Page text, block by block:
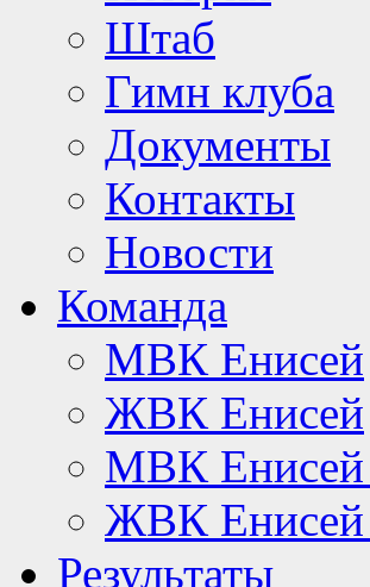
Штаб
Гимн клуба
Документы
Контакты
Новости
Команда
МВК Енисей
ЖВК Енисей
МВК Енисей
ЖВК Енисей
Результаты